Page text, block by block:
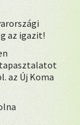
az igazit!
tapasztalatot
az Új Koma